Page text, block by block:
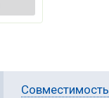
Совместимость